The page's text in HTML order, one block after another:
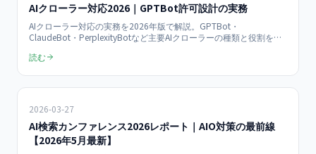
AIクローラー対応2026｜GPTBot許可設計の実務
AIクローラー対応の実務を2026年版で解説。GPTBot・
ClaudeBot・PerplexityBotなど主要AIクローラーの種類と役割を整
示。llms.txtとは別の「クローラー制御全般」を網羅します。AIに引
読む
2026-03-27
AI検索カンファレンス2026レポート｜AIO対策の最前線
【2026年5月最新】